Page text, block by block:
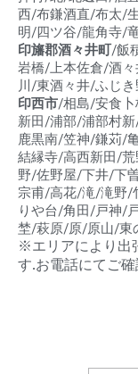
西/布鎌酒直/布太/
明/四ツ谷/龍角寺/
印旛郡酒々井町/飯
岩橋/上本佐倉/酒
川/東酒々井/ふじ
印西市/相島/安食
新田/浦部/浦部村
鹿黒南/笠神/鎌苅/
結縁寺/高西新田/
野/佐野屋/下井/下
宗甫/高花/滝/滝野/
りや台/角田/戸神/
埜/萩原/原/原山/東
※エリアにより出
す.お電話にてご